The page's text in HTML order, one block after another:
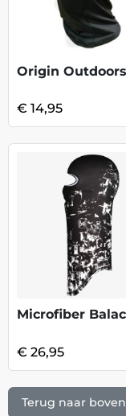
€ 14,95
€ 26,95
Terug naar boven